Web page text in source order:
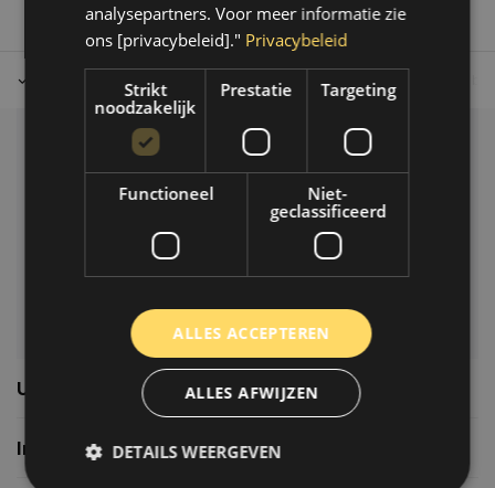
Tot 30 dagen retour sturen. Op werkdagen voor 14.00 uur
Klantenservice
Veelgestelde vragen
Usefull links
Informatie
analysepartners. Voor meer informatie zie
ons [privacybeleid]." Privacybeleid
Strikt
noodzakelijk
Prestatie Targeting
Functioneel
Niet-
geclassificeerd
ALLES ACCEPTEREN
ALLES AFWIJZEN
DETAILS WEERGEVEN